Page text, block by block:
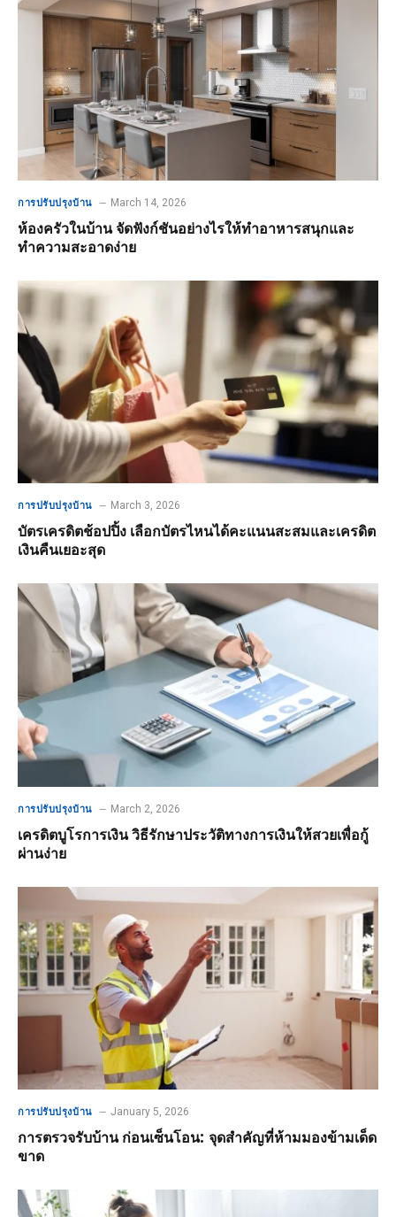
การปรับปรุงบ้าน March 14, 2026
ห้องครัวในบ้าน จัดฟังก์ชันอย่างไรให้ทำอาหารสนุกและ
ทำความสะอาดง่าย
การปรับปรุงบ้าน March 3, 2026
บัตรเครดิตช้อปปิ้ง เลือกบัตรไหนได้คะแนนสะสมและเครดิต
เงินคืนเยอะสุด
การปรับปรุงบ้าน March 2, 2026
เครดิตบูโรการเงิน วิธีรักษาประวัติทางการเงินให้สวยเพื่อกู้
ผ่านง่าย
การปรับปรุงบ้าน January 5, 2026
การตรวจรับบ้าน ก่อนเซ็นโอน: จุดสำคัญที่ห้ามมองข้ามเด็ด
ขาด